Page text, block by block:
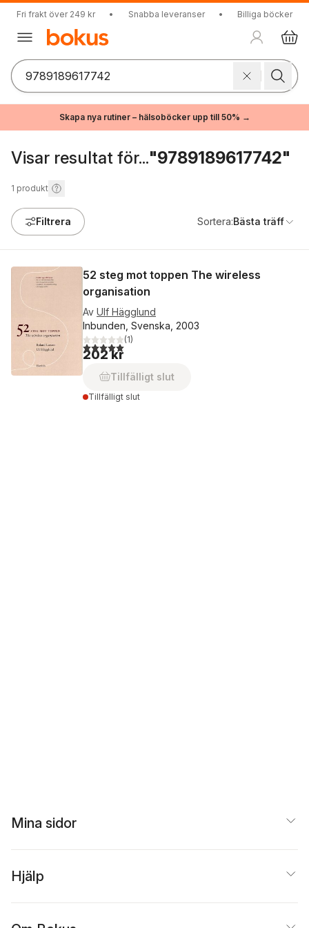
Fri frakt över 249 kr • Snabba leveranser • Billiga böcker
Skapa nya rutiner – hälsoböcker upp till 50% →
Visar resultat för..."9789189617742"
1 produkt
Filtrera Sortera:Bästa träff
52 steg mot toppen The wireless
organisation
Av Ulf Hägglund
Inbunden, Svenska, 2003
5,0utav 5 stjärnor. Totalt antal röster:
(1)
202 kr
Tillfälligt slut
Tillfälligt slut
Mina sidor
Hjälp